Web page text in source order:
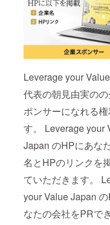
Leverage your
代表の朝見由実のの
ポンサーになれる
す。 Leverage your
Japan のHPにあな
名とHPのリンクを
ていただきます。
your Value Japan
なたの会社をPRで